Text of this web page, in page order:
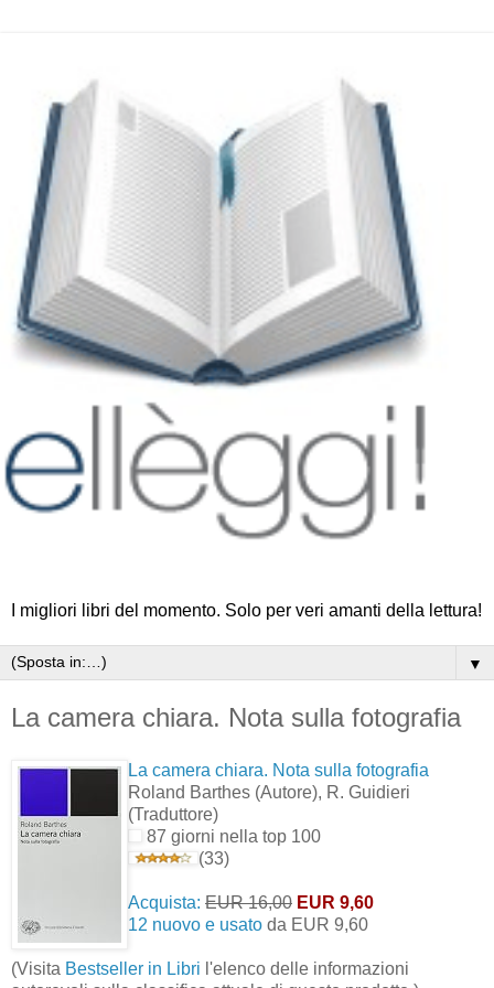
I migliori libri del momento. Solo per veri amanti della lettura!
▼
La camera chiara. Nota sulla fotografia
La camera chiara. Nota sulla fotografia
Roland Barthes (Autore), R. Guidieri
(Traduttore)
87 giorni nella top 100
(33)
Acquista: EUR 16,00 EUR 9,60
12 nuovo e usato da EUR 9,60
(Visita Bestseller in Libri l'elenco delle informazioni